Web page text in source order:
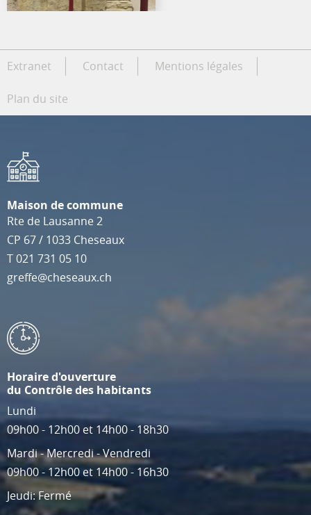
Extranet Contact Mentions légales
Plan du site
Maison de commune
Rte de Lausanne 2
CP 67/ 1033 Cheseaux
T021 731 05 10
greffe@cheseaux.ch
Horaire d'ouverture
du Contrôle des habitants
Lundi
09h00 - 12h00 et 14h00 - 18h30
Mardi - Mercredi - Vendredi
09h00 - 12h00 et 14h00 - 16h30
Jeudi: Fermé